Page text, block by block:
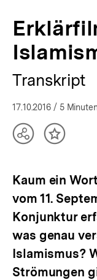
Transkript
17.10.2016 / 5
TeilenInhalt
Kaum ein
vom 11.
Konjunktur
was genau
Islamismus?
Strömungen